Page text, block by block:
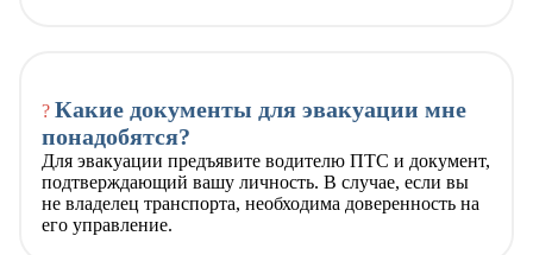
? Какие документы для эвакуации мне
понадобятся?
Для эвакуации предъявите водителю ПТС и документ,
подтверждающий вашу личность. В случае, если вы
не владелец транспорта, необходима доверенность на
его управление.